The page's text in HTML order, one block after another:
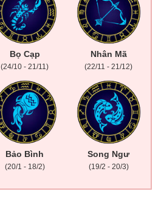
Bọ Cạp
(24/10 - 21/11)
Nhân Mã
(22/11 - 21/12)
Bảo Bình
(20/1 - 18/2)
Song Ngư
(19/2 - 20/3)